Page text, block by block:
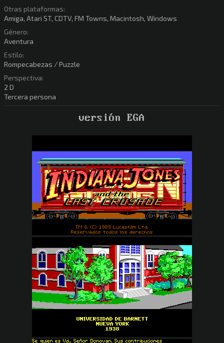
Otras plataformas:
Amiga, Atari ST, CDTV, FM Towns, Macintosh, Windows
Género:
Aventura
Estilo:
Rompecabezas / Puzzle
Perspectiva:
2 D
Tercera persona
versión EGA